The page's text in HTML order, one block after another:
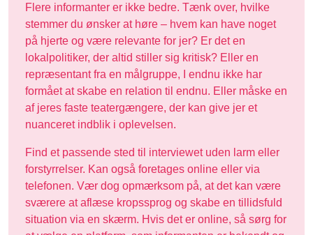
Flere informanter er ikke bedre. Tænk over, hvilke
stemmer du ønsker at høre – hvem kan have noget
på hjerte og være relevante for jer? Er det en
lokalpolitiker, der altid stiller sig kritisk? Eller en
repræsentant fra en målgruppe, I endnu ikke har
formået at skabe en relation til endnu. Eller måske en
af jeres faste teatergængere, der kan give jer et
nuanceret indblik i oplevelsen.
Find et passende sted til interviewet uden larm eller
forstyrrelser. Kan også foretages online eller via
telefonen. Vær dog opmærksom på, at det kan være
sværere at aflæse kropssprog og skabe en tillidsfuld
situation via en skærm. Hvis det er online, så sørg for